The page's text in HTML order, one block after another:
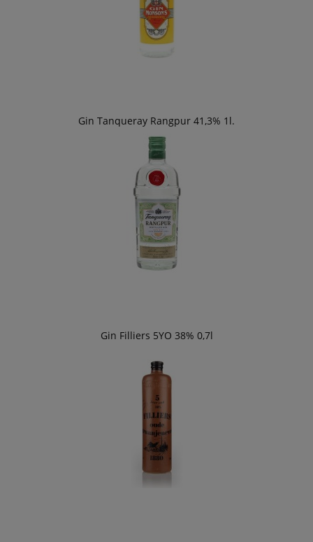
Gin Tanqueray Rangpur 41,3% 1l.
Gin Filliers 5YO 38% 0,7l